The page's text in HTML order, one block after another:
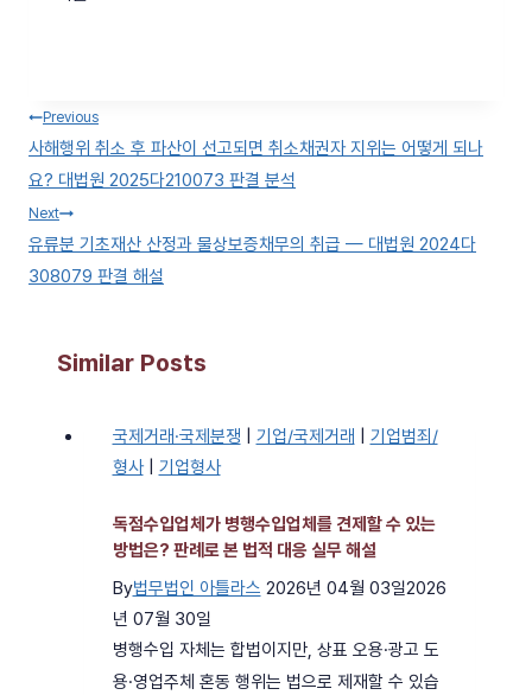
글
탐색
Previous
사해행위 취소 후 파산이 선고되면 취소채권자 지위는 어떻게 되나
요? 대법원 2025다210073 판결 분석
Next
유류분 기초재산 산정과 물상보증채무의 취급 — 대법원 2024다
308079 판결 해설
Similar Posts
국제거래·국제분쟁 기업/국제거래
기업범죄/
형사| 기업형사
독점수입업체가 병행수입업체를 견제할 수 있는
방법은? 판례로 본 법적 대응 실무 해설
By법무법인 아틀라스 2026년 04월 03일2026
년 07월 30일
병행수입 자체는 합법이지만, 상표 오용·광고 도
용·영업주체 혼동 행위는 법으로 제재할 수 있습